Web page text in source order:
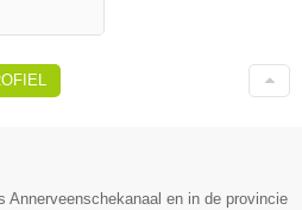
Annerveenschekanaal en in de provincie